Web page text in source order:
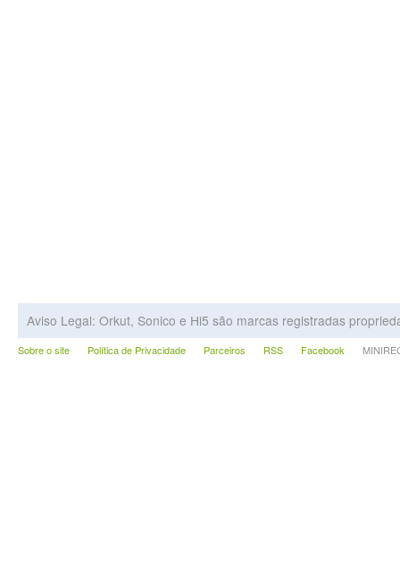
Aviso Legal: Orkut, Sonico e Hi5 são marcas registradas
Sobre o site Política de Privacidade Parceiros RSS Facebook